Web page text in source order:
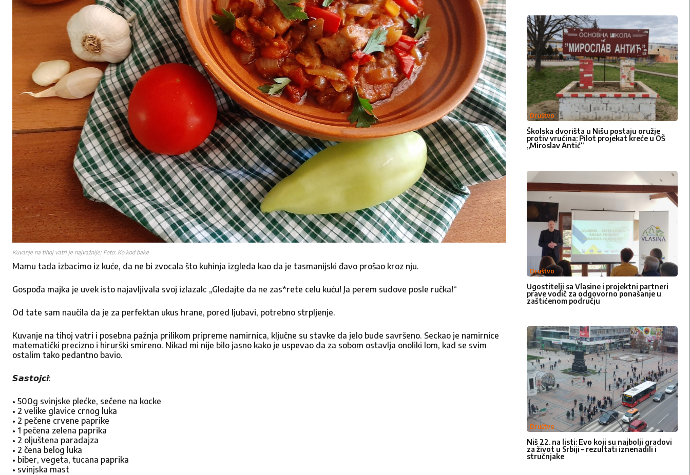
Pišite
nam
Pišite nam
Želeli bismo da čujemo Vaše mišljenje. Molimo vas da nam pošaljete
poruku popunjavanjem formulara ispod, javićemo vam se uskoro .
Ime
Email adresa* Broje telefona
Naslov*
Kuvanje na tihoj vatri je najvažnije; Foto: Ko kod bake
Mamu tada izbacimo iz kuće, da ne bi zvocala što kuhinja izgleda kao da je tasmanijski đavo prošao kroz nju.
Gospođa majka je uvek isto najavljivala svoj izlazak: „Gledajte da ne zas*rete celu kuću! Ja perem sudove posle ručka!“
Od tate sam naučila da je za perfektan ukus hrane, pored ljubavi, potrebno strpljenje.
Kuvanje na tihoj vatri i posebna pažnja prilikom pripreme namirnica, ključne su stavke da jelo bude savršeno. Seckao je namirnice
matematički precizno i hirurški smireno. Nikad mi nije bilo jasno kako je uspevao da za sobom ostavlja onoliki lom, kad se svim
ostalim tako pedantno bavio.
𝙎𝙖𝙨𝙩𝙤𝙟𝙘𝙞:
• 500g svinjske plećke, sečene na kocke
• 2 velike glavice crnog luka
• 2 pečene crvene paprike
• 1 pečena zelena paprika
• 2 oljuštena paradajza
• 2 čena belog luka
• biber, vegeta, tucana paprika
• svinjska mast
Društvo
Školska dvorišta u Nišu postaju oružje
protiv vrućina: Pilot projekat kreće u OŠ
„Miroslav Antić“
Društvo
Ugostitelji sa Vlasine i projektni partneri
prave vodič za odgovorno ponašanje u
zaštićenom području
Društvo
Niš 22. na listi: Evo koji su najbolji gradovi
za život u Srbiji – rezultati iznenadili i
stručnjake